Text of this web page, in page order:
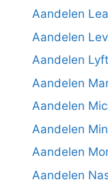
Aandelen
Aandelen
Aandelen
Aandelen
Aandelen
Aandelen
Aandelen
Aandelen